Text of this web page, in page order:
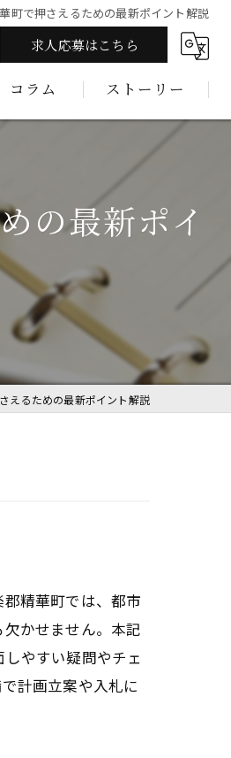
町で押さえるための最新ポイント解説
求人応募はこちら
コラム ストーリー
の最新ポイ
えるための最新ポイント解説
精華町では、都市
かせません。本記
やすい疑問やチェ
計画立案や入札に